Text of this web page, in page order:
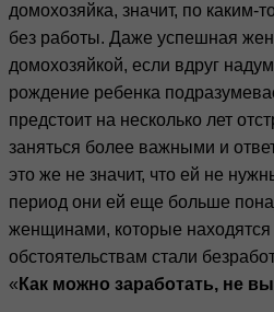
домохозяйка, значит, по каким-
без работы. Даже успешная
домохозяйкой, если вдруг
рождение ребенка
предстоит на несколько лет
заняться более важными и
это же не значит, что ей не
период они ей еще больше
женщинами, которые находятся
обстоятельствам стали
« Как можно заработать, не